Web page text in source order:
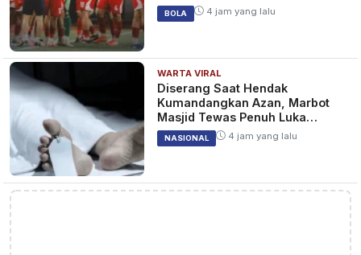
BOLA 4 jam yang lalu
WARTA VIRAL
Diserang Saat Hendak
Kumandangkan Azan, Marbot
Masjid Tewas Penuh Luka
Sabetan Samurai
NASIONAL 4 jam yang lalu